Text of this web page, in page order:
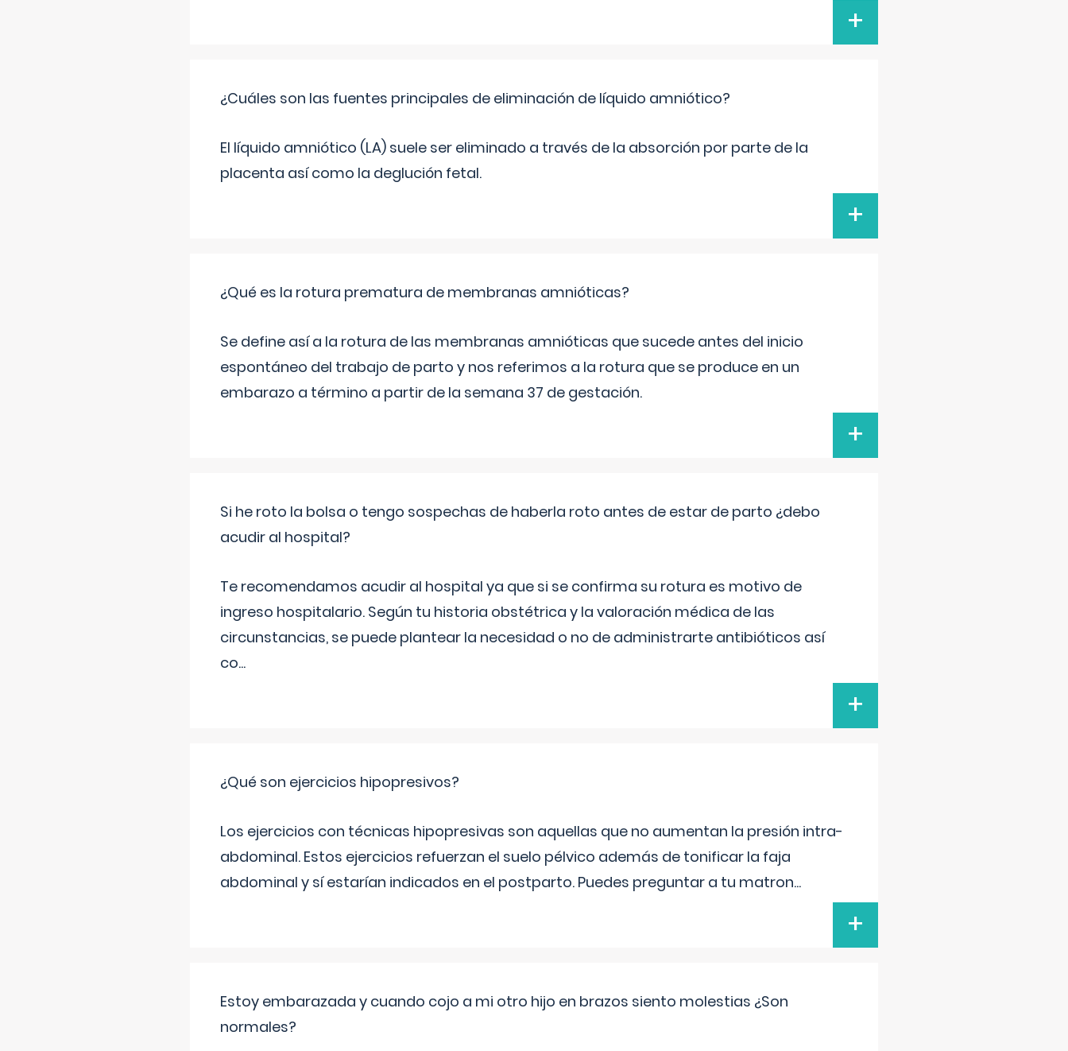
+
¿Cuáles son las fuentes principales de eliminación de líquido amniótico?
El líquido amniótico (LA) suele ser eliminado a través de la absorción por parte de la
placenta así como la deglución fetal.
+
¿Qué es la rotura prematura de membranas amnióticas?
Se define así a la rotura de las membranas amnióticas que sucede antes del inicio
espontáneo del trabajo de parto y nos referimos a la rotura que se produce en un
embarazo a término a partir de la semana 37 de gestación.
+
Si he roto la bolsa o tengo sospechas de haberla roto antes de estar de parto ¿debo
acudir al hospital?
Te recomendamos acudir al hospital ya que si se confirma su rotura es motivo de
ingreso hospitalario. Según tu historia obstétrica y la valoración médica de las
circunstancias, se puede plantear la necesidad o no de administrarte antibióticos así
co...
+
¿Qué son ejercicios hipopresivos?
Los ejercicios con técnicas hipopresivas son aquellas que no aumentan la presión intra-
abdominal. Estos ejercicios refuerzan el suelo pélvico además de tonificar la faja
abdominal y sí estarían indicados en el postparto. Puedes preguntar a tu matron...
+
Estoy embarazada y cuando cojo a mi otro hijo en brazos siento molestias ¿Son
normales?